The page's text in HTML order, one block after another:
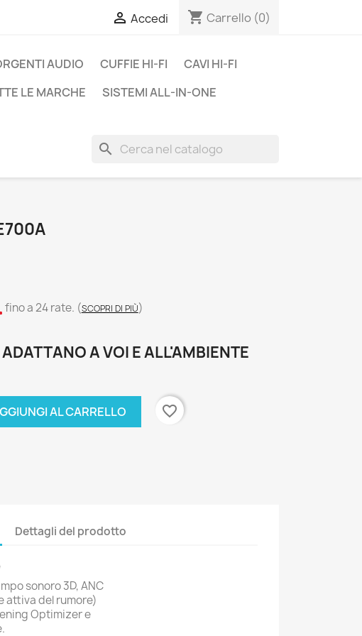
 Accedi shopping_cart Carrello (0)
AUDIO CUFFIE HI-FI
CAVI HI-FI
LE MARCHE
SISTEMI ALL-IN-ONE
search
fino a 24 rate. (SCOPRI DI PIÙ)
A VOI E ALL'AMBIENTE
AL CARRELLO favorite_border
Dettagli del prodotto
sonoro 3D, ANC
attiva del rumore)
Optimizer e